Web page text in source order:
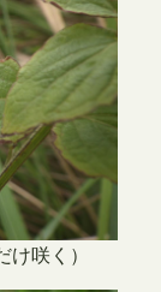
咲く）